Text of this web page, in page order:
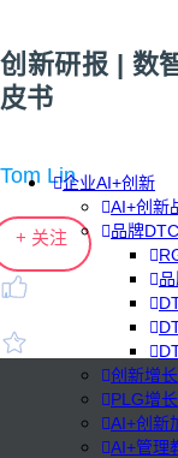
企业AI+创新
AI+创新
品牌
创新增
PLG增
AI+创新
AI+管理
创新研报 | 数
皮书
Tom Lin
+ 关注